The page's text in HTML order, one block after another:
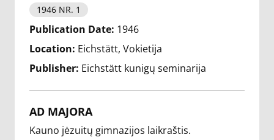
1946 NR. 1
Publication Date: 1946
Location: Eichstätt, Vokietija
Publisher: Eichstätt kunigų seminarija
AD MAJORA
Kauno jėzuitų gimnazijos laikraštis.